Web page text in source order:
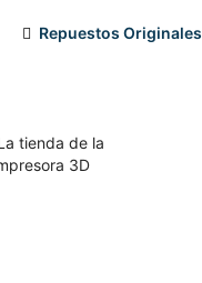
Repuestos Originales